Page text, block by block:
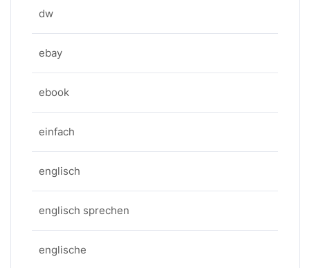
dw
ebay
ebook
einfach
englisch
englisch sprechen
englische